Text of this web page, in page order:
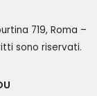
719, Roma –
sono riservati.